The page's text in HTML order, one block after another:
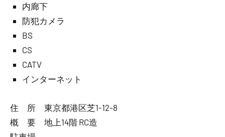
内廊下
防犯カメラ
BS
CS
CATV
インターネット
住 所 東京都港区芝1-12-8
概 要 地上14階 RC造